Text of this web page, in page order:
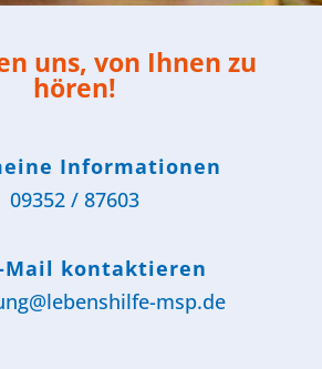
uns, von Ihnen zu
hören!
Informationen
09352 / 87603
Mail kontaktieren
msp.de